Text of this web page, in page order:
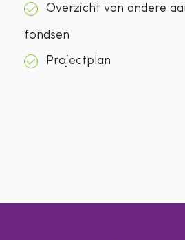
Overzicht van andere
fondsen
Projectplan